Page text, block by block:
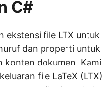
C#
ekstensi file LTX untuk
dan properti untuk
konten dokumen. Kami
file LaTeX (LTX)